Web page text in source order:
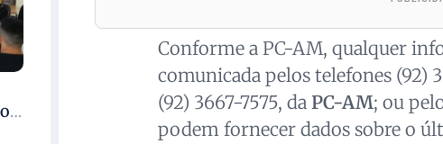
Sejusc participa da 5ª edição do Caminhos Literários com foco na cultura hip-hop nas unidades socioeducativas
Conforme a PC-AM, qualquer
comunicada pelos telefones (92)
(92) 3667-7575, da PC-AM; ou
podem fornecer dados sobre o